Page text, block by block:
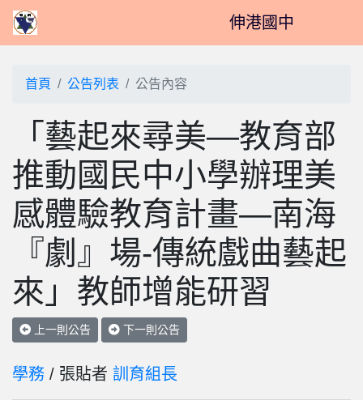
伸港國中
首頁 公告列表 公告內容
「藝起來尋美―教育部
推動國民中小學辦理美
感體驗教育計畫―南海
『劇』場-傳統戲曲藝起
來」教師增能研習
上一則公告 下一則公告
學務 / 張貼者 訓育組長